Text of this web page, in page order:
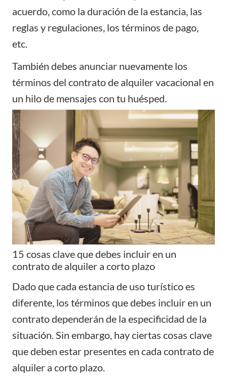
acuerdo, como la duración de la estancia, las
reglas y regulaciones, los términos de pago,
etc.
También debes anunciar nuevamente los
términos del contrato de alquiler vacacional en
un hilo de mensajes con tu huésped.
15 cosas clave que debes incluir en un
contrato de alquiler a corto plazo
Dado que cada estancia de uso turístico es
diferente, los términos que debes incluir en un
contrato dependerán de la especificidad de la
situación. Sin embargo, hay ciertas cosas clave
que deben estar presentes en cada contrato de
alquiler a corto plazo.